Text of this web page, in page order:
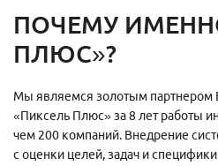
ПОЧЕМУ
ПЛЮС»?
Мы являемся золотым партнером
«Пиксель Плюс» за 8 лет работы
чем 200 компаний. Внедрение
с оценки целей, задач и